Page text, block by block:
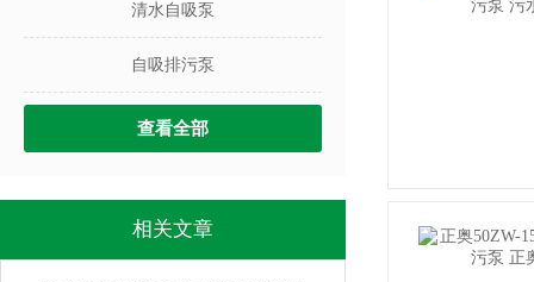
清水自吸泵
自吸排污泵
查看全部
相关文章